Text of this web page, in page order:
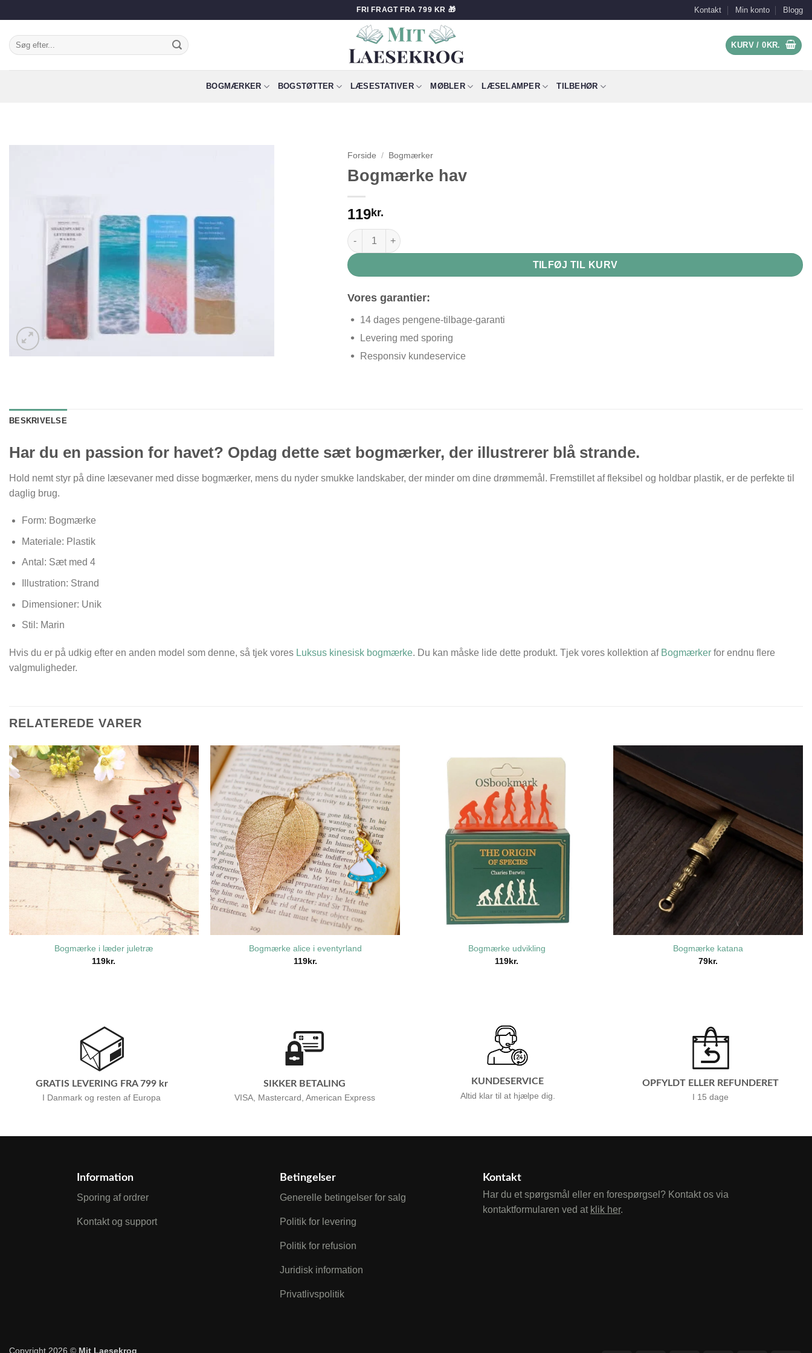
til
indhold
FRI FRAGT FRA 799 KR 🎁 Kontakt Min konto Blogg
Søg
efter:
KURV /0KR.
BOGMÆRKER BOGSTØTTER LÆSESTATIVER MØBLER LÆSELAMPER TILBEHØR
Forside / Bogmærker
Bogmærke hav
119kr.
Bogmærke hav antal
TILFØJ TIL KURV
Vores garantier:
14 dages pengene-tilbage-garanti
Levering med sporing
Responsiv kundeservice
BESKRIVELSE
Har du en passion for havet? Opdag dette sæt bogmærker, der illustrerer blå strande.
Hold nemt styr på dine læsevaner med disse bogmærker, mens du nyder smukke landskaber, der minder om dine drømmemål. Fremstillet af fleksibel og holdbar plastik, er de perfekte til
daglig brug.
Form: Bogmærke
Materiale: Plastik
Antal: Sæt med 4
Illustration: Strand
Dimensioner: Unik
Stil: Marin
Hvis du er på udkig efter en anden model som denne, så tjek vores Luksus kinesisk bogmærke. Du kan måske lide dette produkt. Tjek vores kollektion af Bogmærker for endnu flere
valgmuligheder.
RELATEREDE VARER
Bogmærke i læder juletræ
119kr.
Bogmærke alice i eventyrland
119kr.
Bogmærke udvikling
119kr.
Bogmærke katana
79kr.
GRATIS LEVERING FRA 799 kr
I Danmark og resten af Europa
SIKKER BETALING
VISA, Mastercard, American Express
KUNDESERVICE
Altid klar til at hjælpe dig.
OPFYLDT ELLER REFUNDERET
I 15 dage
Information
Sporing af ordrer
Kontakt og support
Betingelser
Generelle betingelser for salg
Politik for levering
Politik for refusion
Juridisk information
Privatlivspolitik
Kontakt
Har du et spørgsmål eller en forespørgsel? Kontakt os via
kontaktformularen ved at klik her.
Copyright 2026 © Mit Laesekrog